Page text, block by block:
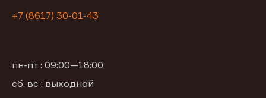
+7 (8617) 30-01-43
пн-пт : 09:00—18:00
сб, вс : выходной